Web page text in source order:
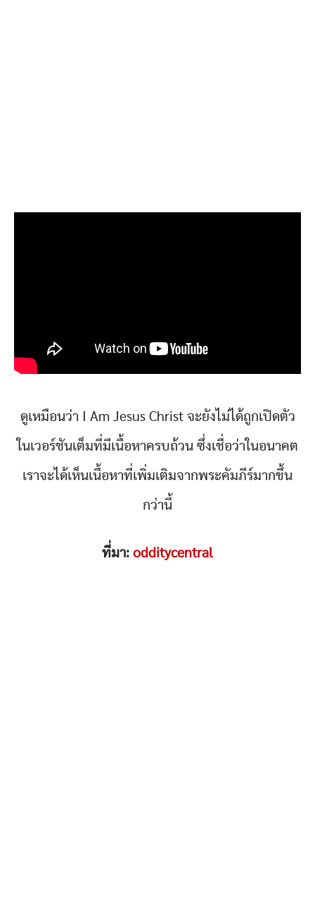
ดูเหมือนว่า I Am Jesus Christ จะยังไม่ได้ถูกเปิดตัว
ในเวอร์ชันเต็มที่มีเนื้อหาครบถ้วน ซึ่งเชื่อว่าในอนาคต
เราจะได้เห็นเนื้อหาที่เพิ่มเติมจากพระคัมภีร์มากขึ้น
กว่านี้
ที่มา: odditycentral